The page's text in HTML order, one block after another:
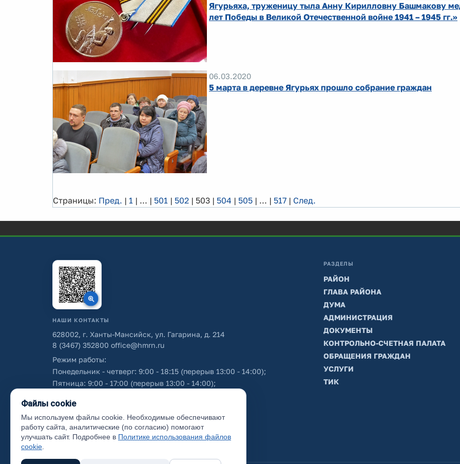
Ягурьяха, труженицу тыла Анну Кирилловну Башмакову
лет Победы в Великой Отечественной войне 1941 – 1945 гг.»
06.03.2020
5 марта в деревне Ягурьях прошло собрание граждан
Страницы: Пред. | 1 | ... | 501 | 502 | 503 | 504 | 505 | ... | 517 | След.
НАШИ КОНТАКТЫ
628002, г. Ханты-Мансийск, ул. Гагарина, д. 214
8 (3467) 352800 office@hmrn.ru
Режим работы:
Понедельник - четверг: 9:00 - 18:15 (перерыв 13:00 - 14:00);
Пятница: 9:00 - 17:00 (перерыв 13:00 - 14:00);
Об использовании персональных данных
РАЗДЕЛЫ
РАЙОН
ГЛАВА РАЙОНА
ДУМА
АДМИНИСТРАЦИЯ
ДОКУМЕНТЫ
КОНТРОЛЬНО-СЧЕТНАЯ ПАЛАТА
ОБРАЩЕНИЯ ГРАЖДАН
УСЛУГИ
ТИК
Файлы cookie
Мы используем файлы cookie. Необходимые обеспечивают
работу сайта, аналитические (по согласию) помогают
улучшать сайт. Подробнее в Политике использования файлов
cookie